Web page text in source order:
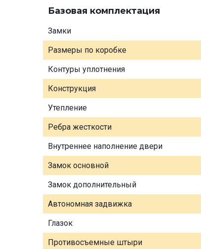
Базовая комплектация
Замки
Размеры по коробке
Контуры уплотнения
Конструкция
Утепление
Ребра жесткости
Внутреннее наполнение двери
Замок основной
Замок дополнительный
Автономная задвижка
Глазок
Противосъемные штыри